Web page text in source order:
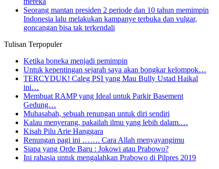
Seorang mantan presiden 2 periode dan 10 tahun memimpin
Indonesia lalu melakukan kampanye terbuka dan vulgar,
goncangan bisa tak terkendali
Tulisan Terpopuler
Ketika boneka menjadi pemimpin
Untuk kepentingan sejarah saya akan bongkar kelompok…
TERCYDUK! Caleg PSI yang Mau Bully Ustad Haikal
ini…
Membuat RAMP yang Ideal untuk Parkir Basement
Gedung…
Muhasabah, sebuah renungan untuk diri sendiri
Kalau menyerang, pakailah ilmu yang lebih dalam.…
Kisah Pilu Arie Hanggara
Renungan pagi ini ……. Cara Allah menyayangimu
Siapa yang Orde Baru : Jokowi atau Prabowo?
Ini rahasia untuk mengalahkan Prabowo di Pilpres 2019